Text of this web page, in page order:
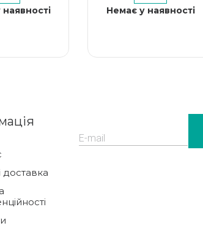
Немає у наявності
доставка